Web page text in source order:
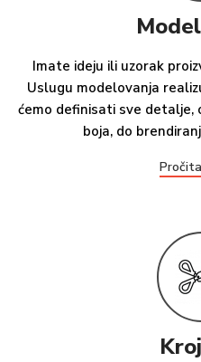
Imate ideju ili uzorak
Uslugu modelovanja
ćemo definisati sve detalje,
boja, do